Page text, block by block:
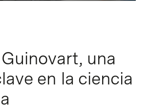
una
en la ciencia